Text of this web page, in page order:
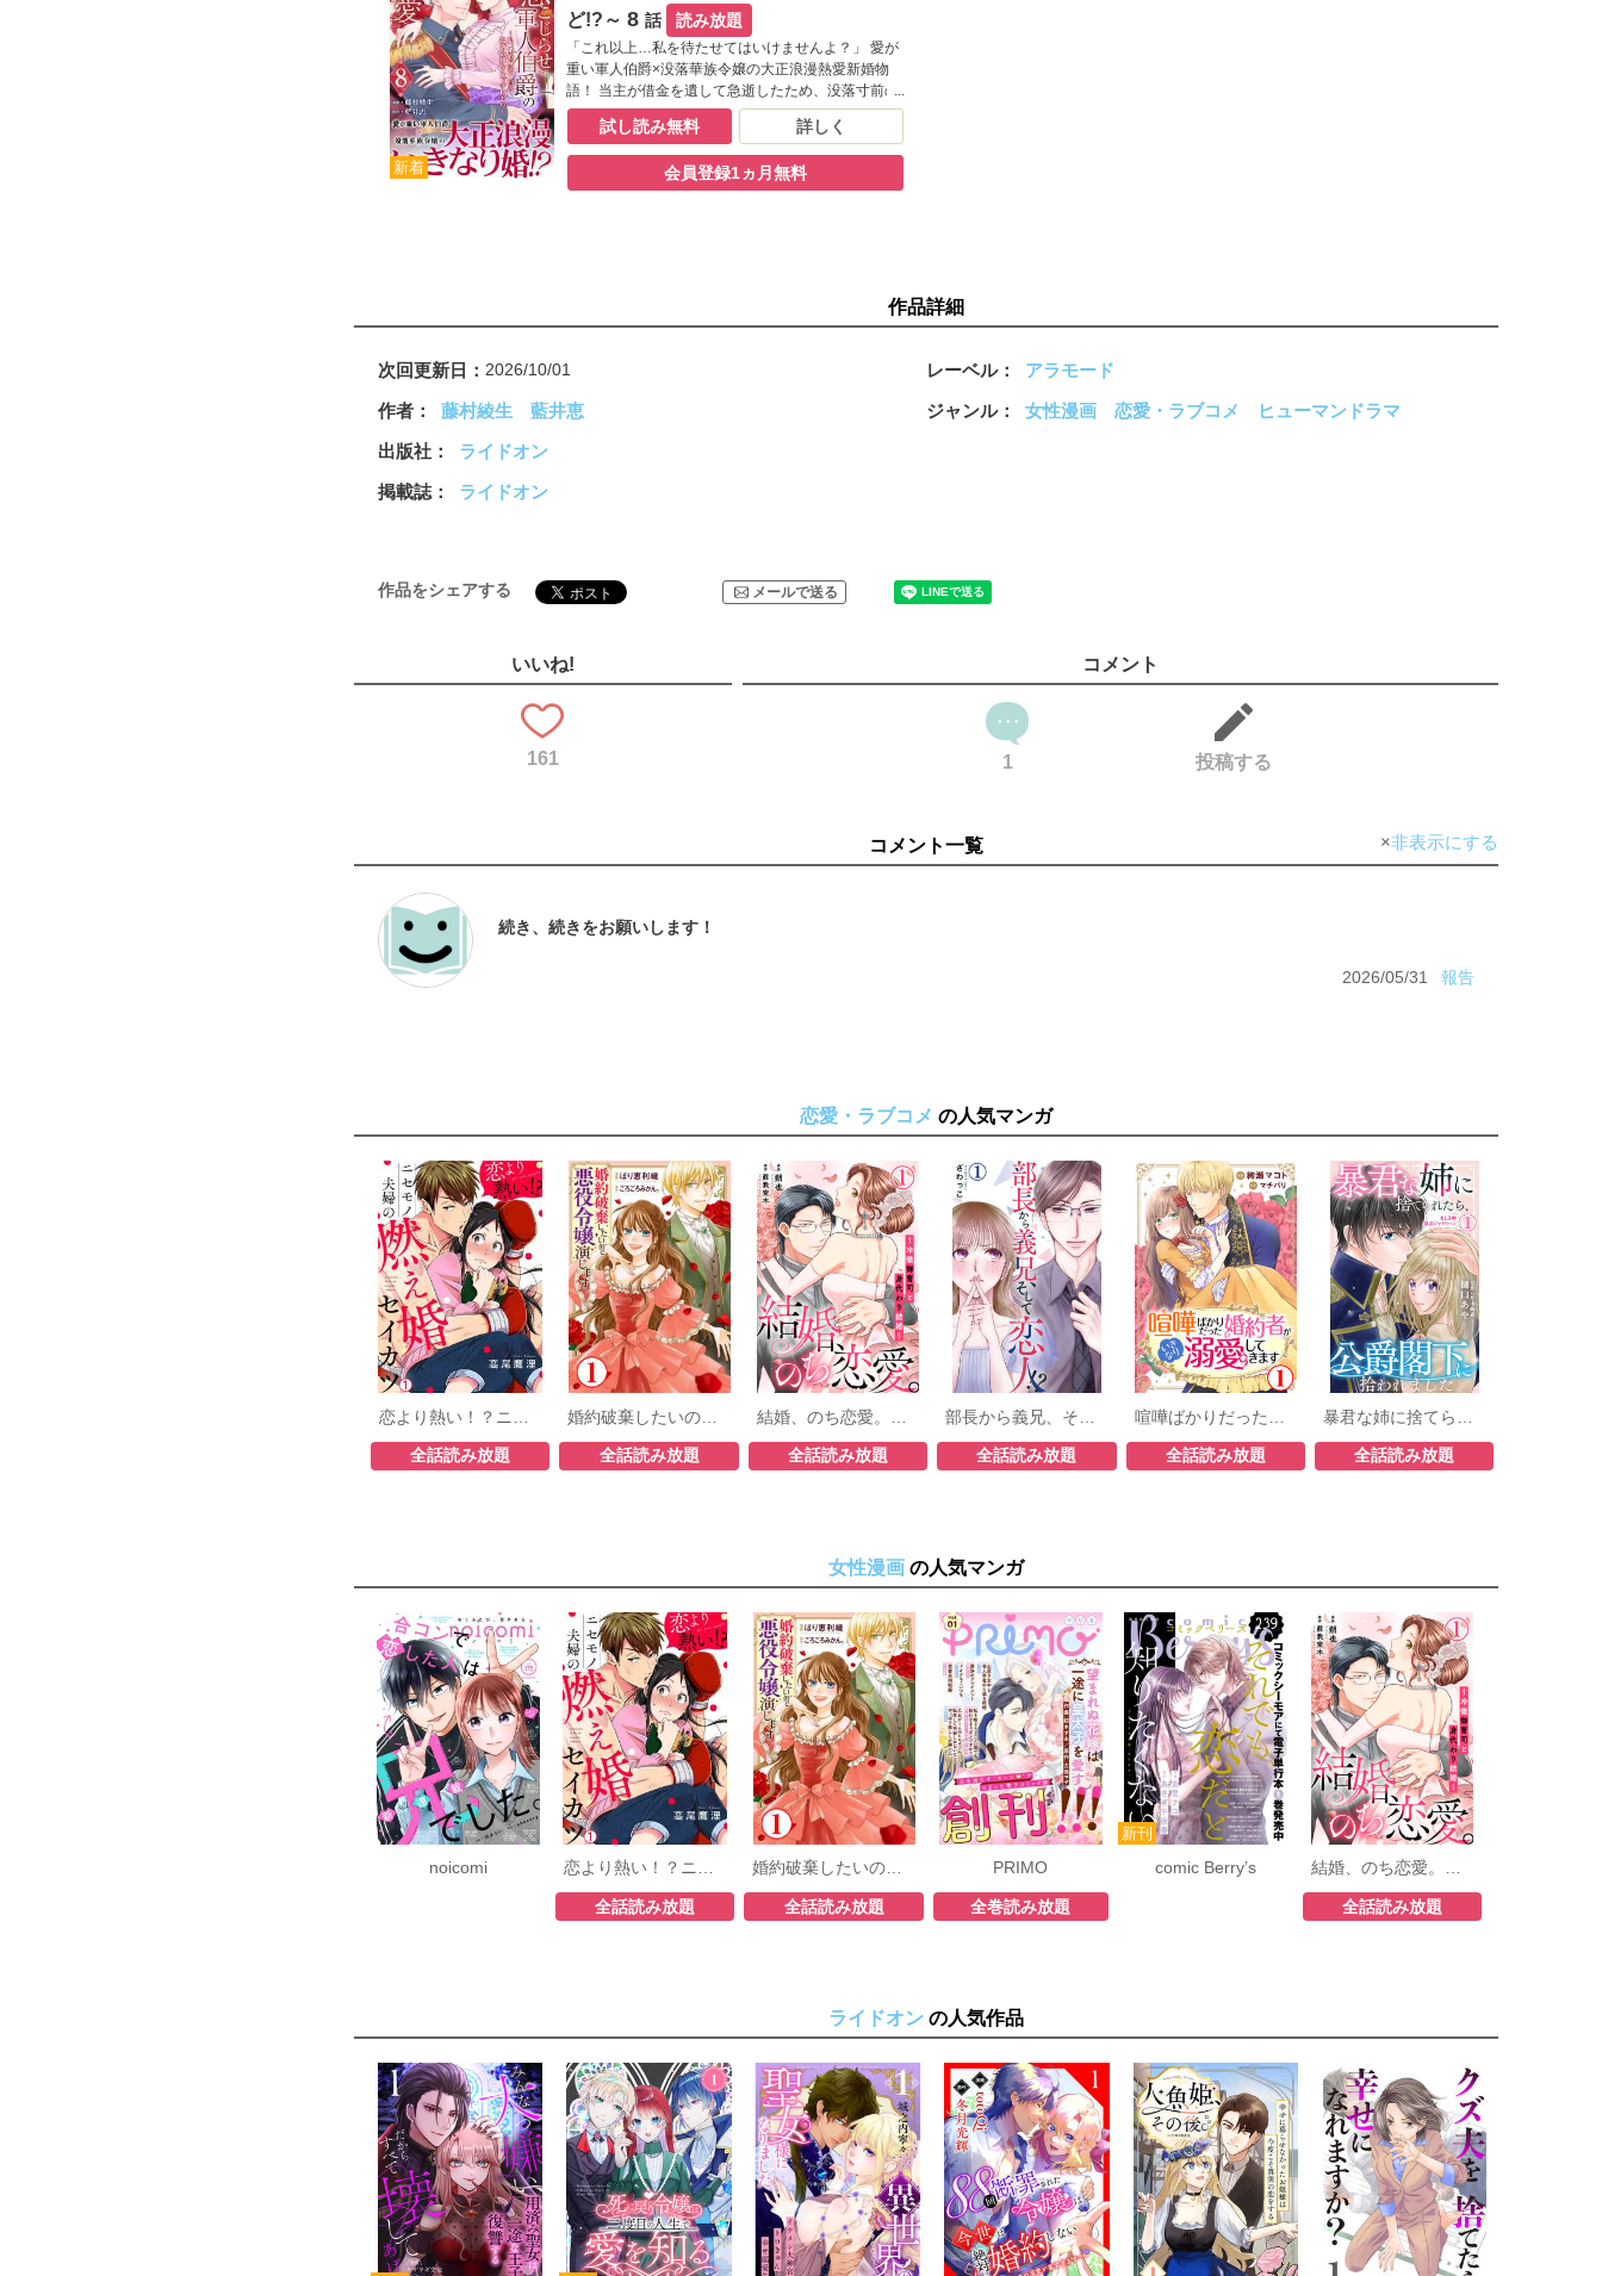
ど!?～8話 読み放題
「これ以上…私を待たせてはいけませんよ？」 愛が
重い軍人伯爵×没落華族令嬢の大正浪漫熱愛新婚物
語！ 当主が借金を遺して急逝したため、没落寸前の
相馬伯爵家。 娘の光子は、父の誇りと夢を守るた
め、成金の男爵家とお見合いをすることにした。 と
ころが両家のパーティーの場に、相馬家家老を代々
務めた古賀家の長男・忠士が現れ、こう告げる。
試し読み無料 詳しく
会員登録1ヵ月無料
作品詳細
次回更新日 2026/10/01
作者 藤村綾生
藍井恵
出版社
ライドオン
掲載誌
ライドオン
レーベル
アラモード
ジャンル
女性漫画 恋愛・ラブコメ ヒューマンドラマ
作品をシェアする メールで送る
いいね!
161
コメント
1 投稿する
コメント一覧 非表示にする
2026/05/31 報告
恋愛・ラブコメ の人気マンガ
全話読み放題 全話読み放題 全話読み放題 全話読み放題 全話読み放題 全話読み放題
女性漫画 の人気マンガ
noicomi 恋より熱い！？ニセモノ夫婦の燃え婚セイカツ
全話読み放題
婚約破棄したいので悪役令嬢演じます
全話読み放題
PRIMO
全巻読み放題
comic Berry’s 結婚、のち恋愛。～冷徹御曹司と身代わり結婚～
全話読み放題
ライドオン の人気作品